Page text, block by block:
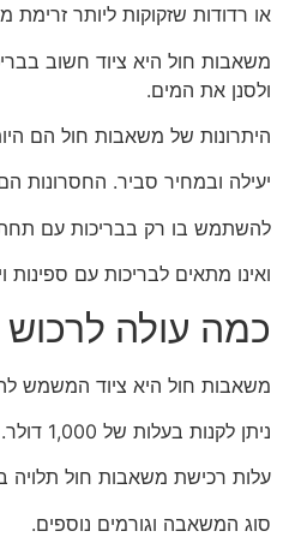
או רדודות שזקוקות ליותר זרימת
משאבות חול היא ציוד חשוב
ולסנן את המים.
היתרונות של משאבות חול הם
יעילה ובמחיר סביר. החסרונות
להשתמש בו רק בבריכות עם
ואינו מתאים לבריכות עם ספינות
כמה עולה
משאבות חול היא ציוד המשמש
ניתן לקנות בעלות של 1,000 דולר.
עלות רכישת משאבות חול תלויה
סוג המשאבה וגורמים נוספים.